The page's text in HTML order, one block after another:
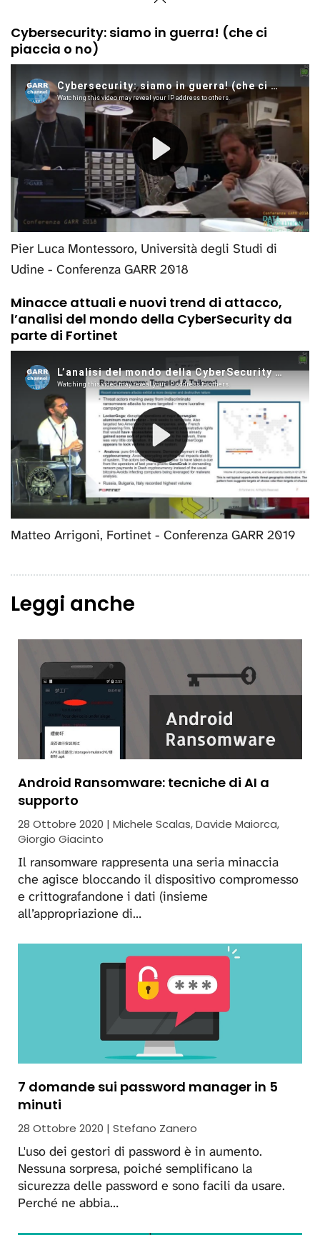
Cybersecurity: siamo in guerra! (che ci
piaccia o no)
Pier Luca Montessoro, Università degli Studi di
Udine - Conferenza GARR 2018
Minacce attuali e nuovi trend di attacco,
l’analisi del mondo della CyberSecurity da
parte di Fortinet
Matteo Arrigoni, Fortinet - Conferenza GARR 2019
Leggi anche
Android Ransomware: tecniche di AI a
supporto
28 Ottobre 2020 | Michele Scalas, Davide Maiorca,
Giorgio Giacinto
Il ransomware rappresenta una seria minaccia
che agisce bloccando il dispositivo compromesso
e crittografandone i dati (insieme
all’appropriazione di…
7 domande sui password manager in 5
minuti
28 Ottobre 2020 | Stefano Zanero
L'uso dei gestori di password è in aumento.
Nessuna sorpresa, poiché semplificano la
sicurezza delle password e sono facili da usare.
Perché ne abbia…